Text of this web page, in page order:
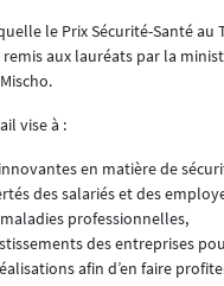
le Prix Sécurité-Santé au
aux lauréats par la
vise à :
en matière de
des salariés et des
professionnelles,
des entreprises
afin d’en faire